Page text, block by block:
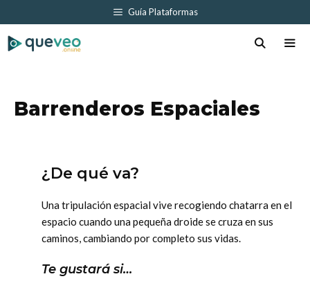
al
contenido
Guía Plataformas
Barrenderos Espaciales
¿De qué va?
Una tripulación espacial vive recogiendo chatarra en el
espacio cuando una pequeña droide se cruza en sus
caminos, cambiando por completo sus vidas.
Te gustará si…